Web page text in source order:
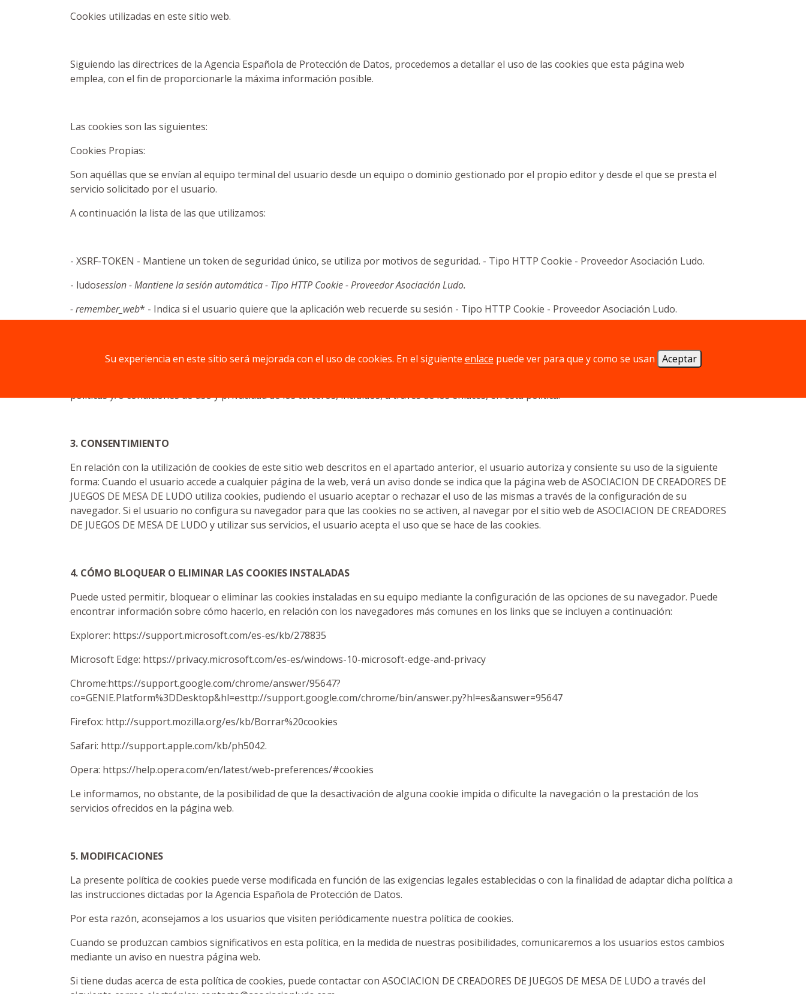
Cookies utilizadas en este sitio web.
Siguiendo las directrices de la Agencia Española de Protección de Datos, procedemos a detallar el uso de las cookies que esta página web
emplea, con el fin de proporcionarle la máxima información posible.
Las cookies son las siguientes:
Cookies Propias:
Son aquéllas que se envían al equipo terminal del usuario desde un equipo o dominio gestionado por el propio editor y desde el que se presta el
servicio solicitado por el usuario.
A continuación la lista de las que utilizamos:
- XSRF-TOKEN - Mantiene un token de seguridad único, se utiliza por motivos de seguridad. - Tipo HTTP Cookie - Proveedor Asociación Ludo.
- ludosession - Mantiene la sesión automática - Tipo HTTP Cookie - Proveedor Asociación Ludo.
- remember_web* - Indica si el usuario quiere que la aplicación web recuerde su sesión - Tipo HTTP Cookie - Proveedor Asociación Ludo.
políticas y/o condiciones de uso y privacidad de los terceros, incluidos, a través de los enlaces, en esta política.
3. CONSENTIMIENTO
En relación con la utilización de cookies de este sitio web descritos en el apartado anterior, el usuario autoriza y consiente su uso de la siguiente
forma: Cuando el usuario accede a cualquier página de la web, verá un aviso donde se indica que la página web de ASOCIACION DE CREADORES DE
JUEGOS DE MESA DE LUDO utiliza cookies, pudiendo el usuario aceptar o rechazar el uso de las mismas a través de la configuración de su
navegador. Si el usuario no configura su navegador para que las cookies no se activen, al navegar por el sitio web de ASOCIACION DE CREADORES
DE JUEGOS DE MESA DE LUDO y utilizar sus servicios, el usuario acepta el uso que se hace de las cookies.
4. CÓMO BLOQUEAR O ELIMINAR LAS COOKIES INSTALADAS
Puede usted permitir, bloquear o eliminar las cookies instaladas en su equipo mediante la configuración de las opciones de su navegador. Puede
encontrar información sobre cómo hacerlo, en relación con los navegadores más comunes en los links que se incluyen a continuación:
Explorer: https://support.microsoft.com/es-es/kb/278835
Microsoft Edge: https://privacy.microsoft.com/es-es/windows-10-microsoft-edge-and-privacy
Chrome:https://support.google.com/chrome/answer/95647?
co=GENIE.Platform%3DDesktop&hl=esttp://support.google.com/chrome/bin/answer.py?hl=es&answer=95647
Firefox: http://support.mozilla.org/es/kb/Borrar%20cookies
Safari: http://support.apple.com/kb/ph5042.
Opera: https://help.opera.com/en/latest/web-preferences/#cookies
Le informamos, no obstante, de la posibilidad de que la desactivación de alguna cookie impida o dificulte la navegación o la prestación de los
servicios ofrecidos en la página web.
5. MODIFICACIONES
La presente política de cookies puede verse modificada en función de las exigencias legales establecidas o con la finalidad de adaptar dicha política a
las instrucciones dictadas por la Agencia Española de Protección de Datos.
Por esta razón, aconsejamos a los usuarios que visiten periódicamente nuestra política de cookies.
Cuando se produzcan cambios significativos en esta política, en la medida de nuestras posibilidades, comunicaremos a los usuarios estos cambios
mediante un aviso en nuestra página web.
Si tiene dudas acerca de esta política de cookies, puede contactar con ASOCIACION DE CREADORES DE JUEGOS DE MESA DE LUDO a través del
Su experiencia en este sitio será mejorada con el uso de cookies. En el siguiente enlace puede ver para que y como se usan Aceptar